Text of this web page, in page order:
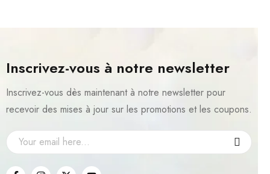
Inscrivez-vous à notre newsletter
Inscrivez-vous dès maintenant à notre newsletter pour
recevoir des mises à jour sur les promotions et les coupons.